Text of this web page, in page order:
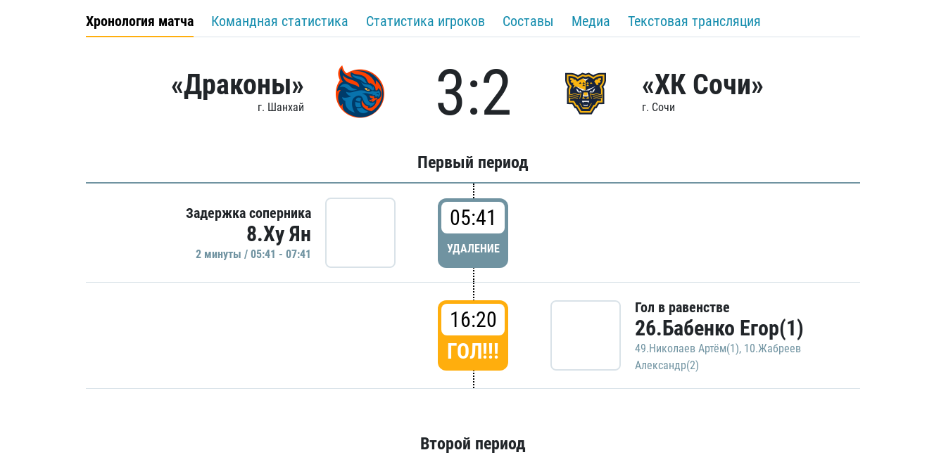
Хронология матча Командная статистика Статистика игроков Составы Медиа Текстовая трансляция
«Драконы»
г. Шанхай 3:2 «ХК Сочи»
г. Сочи
Первый период
Задержка соперника
8.Ху Ян
2 минуты / 05:41 - 07:41
05:41
УДАЛЕНИЕ
16:20
ГОЛ!!!
Гол в равенстве
26.Бабенко Егор(1)
49.Николаев Артём(1), 10.Жабреев
Александр(2)
Второй период